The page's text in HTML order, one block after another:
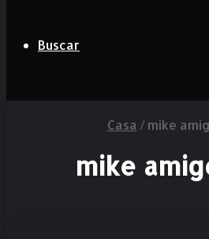
Buscar
Casa / mike
mike